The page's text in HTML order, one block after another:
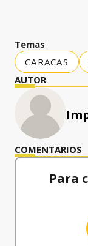
Temas
CARACAS
AUTOR
COMENTARIOS
Para